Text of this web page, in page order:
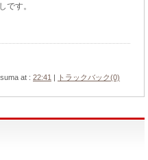
です。
at : 22:41 | トラックバック(0)